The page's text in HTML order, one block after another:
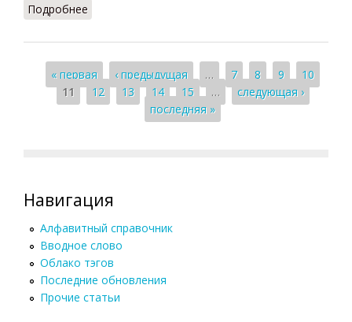
Подробнее
Страницы
« первая ‹ предыдущая … 7 8 9
10
11
12 13 14 15 …
следующая ›
последняя »
Навигация
Алфавитный справочник
Вводное слово
Облако тэгов
Последние обновления
Прочие статьи